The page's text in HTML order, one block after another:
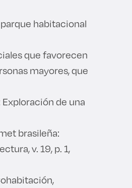
parque habitacional
que favorecen
mayores, que
Exploración de una
brasileña:
v. 19, p. 1,